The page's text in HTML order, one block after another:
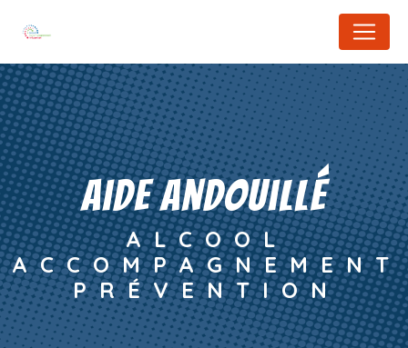
aide Andouillé
ALCOOL
ACCOMPAGNEMENT
PRÉVENTION